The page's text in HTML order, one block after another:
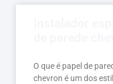
O que é papel de
chevron é um dos